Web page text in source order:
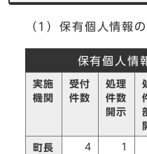
（1）保有個人情報
保有個人情
実施
機関
受付
件数
処理
件数
開示
町長 4 1